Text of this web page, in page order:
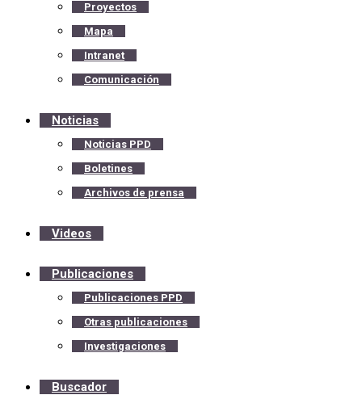
Proyectos
Mapa
Intranet
Comunicación
Noticias
Noticias PPD
Boletines
Archivos de prensa
Videos
Publicaciones
Publicaciones PPD
Otras publicaciones
Investigaciones
Buscador